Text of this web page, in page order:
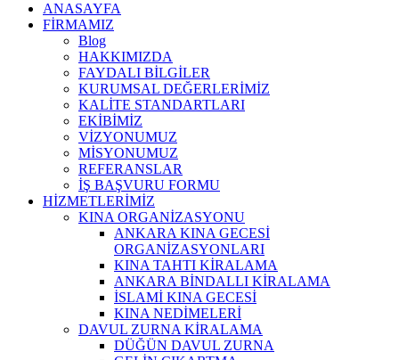
ANASAYFA
FİRMAMIZ
Blog
HAKKIMIZDA
FAYDALI BİLGİLER
KURUMSAL DEĞERLERİMİZ
KALİTE STANDARTLARI
EKİBİMİZ
VİZYONUMUZ
MİSYONUMUZ
REFERANSLAR
İŞ BAŞVURU FORMU
HİZMETLERİMİZ
KINA ORGANİZASYONU
ANKARA KINA GECESİ
ORGANİZASYONLARI
KINA TAHTI KİRALAMA
ANKARA BİNDALLI KİRALAMA
İSLAMİ KINA GECESİ
KINA NEDİMELERİ
DAVUL ZURNA KİRALAMA
DÜĞÜN DAVUL ZURNA